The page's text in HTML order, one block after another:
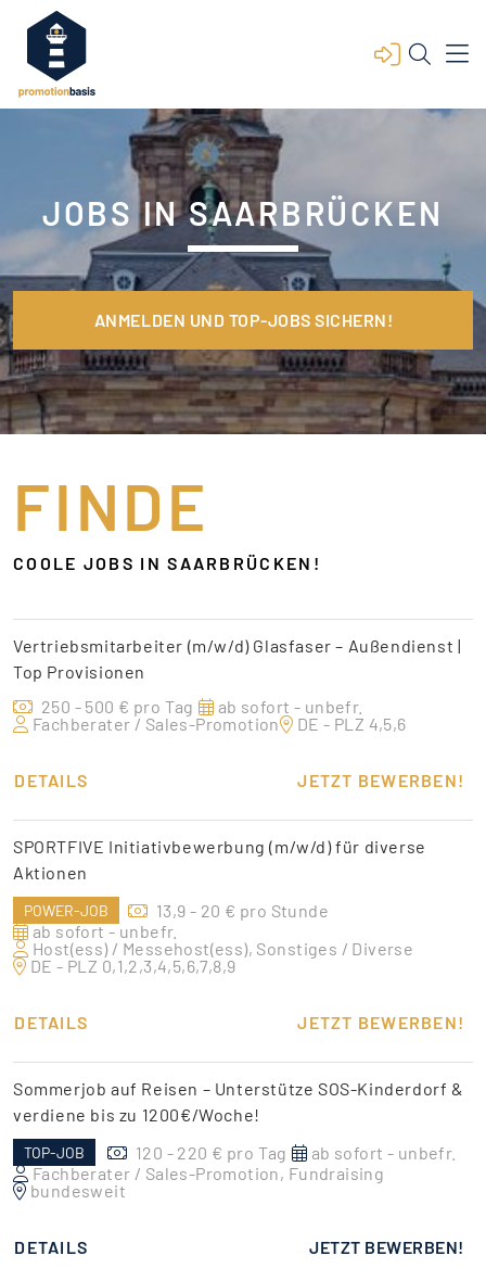
JOBS IN SAARBRÜCKEN
ANMELDEN UND TOP-JOBS SICHERN!
FINDE
COOLE JOBS IN SAARBRÜCKEN!
Vertriebsmitarbeiter (m/w/d) Glasfaser – Außendienst |
Top Provisionen
250 - 500 € pro Tag
ab sofort - unbefr.
Fachberater / Sales-Promotion
DE - PLZ 4,5,6
DETAILS JETZT BEWERBEN!
SPORTFIVE Initiativbewerbung (m/w/d) für diverse
Aktionen
POWER-JOB
13,9 - 20 € pro Stunde
ab sofort - unbefr.
Host(ess) / Messehost(ess), Sonstiges / Diverse
DE - PLZ 0,1,2,3,4,5,6,7,8,9
DETAILS JETZT BEWERBEN!
Sommerjob auf Reisen – Unterstütze SOS-Kinderdorf &
verdiene bis zu 1200€/Woche!
TOP-JOB 120 - 220 € pro Tag
ab sofort - unbefr.
Fachberater / Sales-Promotion, Fundraising
bundesweit
DETAILS JETZT BEWERBEN!